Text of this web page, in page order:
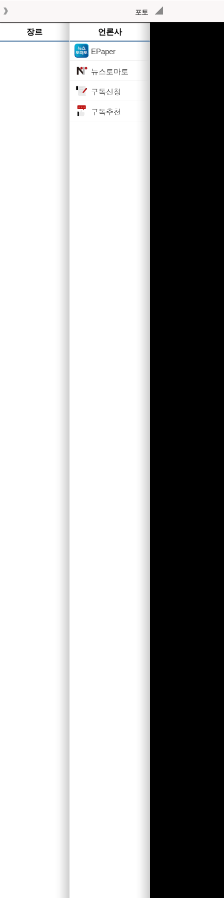
포토
장르 언론사
EPaper
뉴스토마토
구독신청
구독추천
작성된 기사가 없습니다.